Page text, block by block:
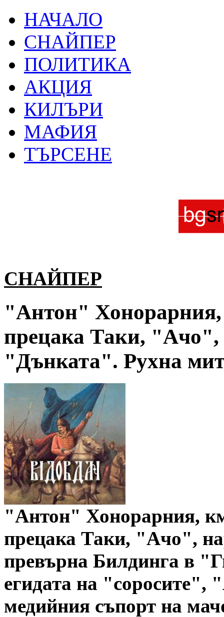
НАЧАЛО
СНАЙПЕР
ПОЛИТИКА
АКЦИЯ
КИЛЪРИ
МАФИЯ
ТЪРСЕНЕ
СНАЙПЕР
"Антон"
прецака Таки,
"Дънката". Рухна
"Антон" Хонорарния,
прецака Таки, "Ачо",
превърна Билдинга в
егидата на "соросите",
медийния съпорт на